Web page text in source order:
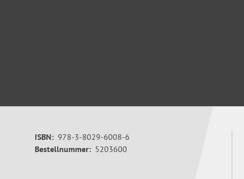
ISBN: 978-3-8029-6008-6
Bestellnummer: 5203600